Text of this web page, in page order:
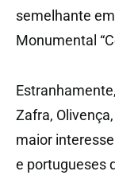
semelhante
Monumental
Zafra,
maior
e portugueses